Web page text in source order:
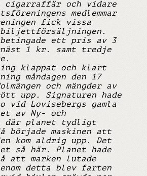
cigarraffär och vidare
medlemmar
fick vissa
biljettförsäljningen.
ett pris av 3
1 kr. samt tredje
klappat och klart
måndagen den 17
och mängder av
upp. Signaturen hade
vid Lovisebergs gamla
av Ny- och
där planet tydligt
började maskinen att
kom aldrig upp. Det
så här. Planet hade
att marken lutade
detta blev farten